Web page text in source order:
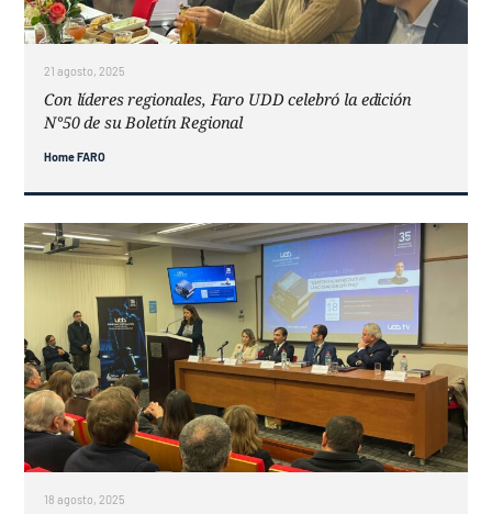
21 agosto, 2025
Con líderes regionales, Faro UDD celebró la edición
N°50 de su Boletín Regional
Home FARO
18 agosto, 2025